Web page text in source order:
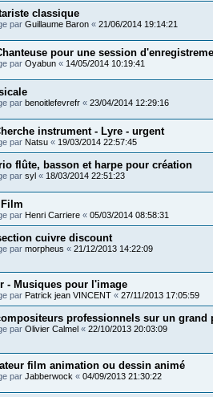
classique
par Guillaume Baron « 21/06/2014 19:14:21
pour une session
par Oyabun « 14/05/2014 10:19:41
par benoitlefevrefr « 23/04/2014 12:29:16
instrument - Lyre - urgent
par Natsu « 19/03/2014 22:57:45
flûte, basson et harpe pour création
par syl « 18/03/2014 22:51:23
par Henri Carriere « 05/03/2014 08:58:31
cuivre discount
par morpheus « 21/12/2013 14:22:09
- Musiques pour l'image
par Patrick jean VINCENT « 27/11/2013 17:05:59
professionnels sur un grand
par Olivier Calmel « 22/10/2013 20:03:09
film animation ou dessin animé
par Jabberwock « 04/09/2013 21:30:22